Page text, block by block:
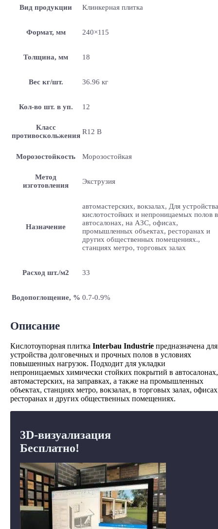
Вид продукции Клинкерная плитка
Формат, мм 240×115
Толщина, мм 18
Вес кг/шт. 36.96 кг
Кол-во шт. в уп. 12
Класс
противоскольжения R12 B
Морозостойкость Морозостойкая
Метод
изготовления
Экструзия
Назначение
автомастерских, вокзалах, Для устройства
кислотостойких и непроницаемых полов в
автосалонах, на АЗС, офисах,
промышленных объектах, ресторанах и
других общественных помещениях.,
станциях метро, торговых залах
Расход шт./м2 33
Водопоглощение, % 0.7-0.9%
Описание
Кислотоупорная плитка Interbau Industrieпредназначена для
устройства долговечных и прочных полов в условиях
повышенных нагрузок. Подходит для укладки
непроницаемых химически стойких покрытий в автосалонах,
автомастерских, на заправках, а также на промышленных
объектах, станциях метро, вокзалах, в торговых залах,
ресторанах и других общественных помещениях.
3D-визуализация
Бесплатно!